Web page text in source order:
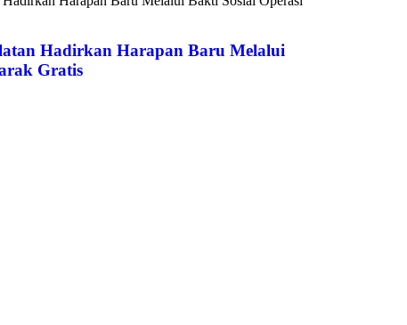
Hadirkan Harapan Baru Melalui
Gratis